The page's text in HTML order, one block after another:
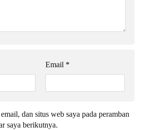
Email *
dan situs web saya pada peramban
saya berikutnya.